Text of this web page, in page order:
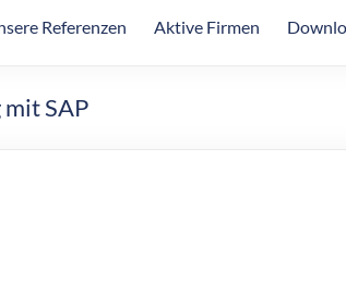
Referenzen Aktive Firmen
SAP